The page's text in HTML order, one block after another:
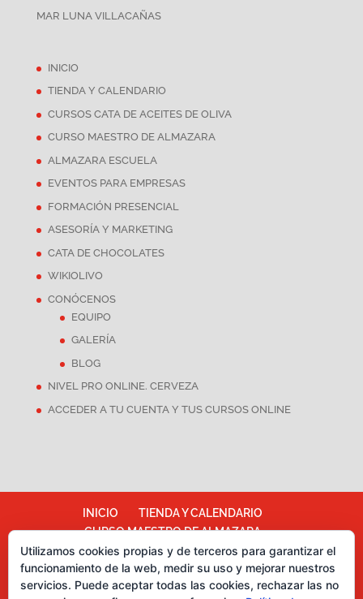
MAR LUNA VILLACAÑAS
INICIO
TIENDA Y CALENDARIO
CURSOS CATA DE ACEITES DE OLIVA
CURSO MAESTRO DE ALMAZARA
ALMAZARA ESCUELA
EVENTOS PARA EMPRESAS
FORMACIÓN PRESENCIAL
ASESORÍA Y MARKETING
CATA DE CHOCOLATES
WIKIOLIVO
CONÓCENOS
EQUIPO
GALERÍA
BLOG
NIVEL PRO ONLINE. CERVEZA
ACCEDER A TU CUENTA Y TUS CURSOS ONLINE
INICIO
TIENDA Y CALENDARIO
CURSO MAESTRO DE ALMAZARA
ALMAZARA ESCUELA
TÉRMINOS Y CONDICIONES
Más información sobre las cookies
Utilizamos cookies propias y de terceros para garantizar el
funcionamiento de la web, medir su uso y mejorar nuestros
servicios. Puede aceptar todas las cookies, rechazar las no